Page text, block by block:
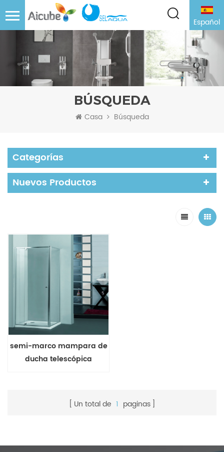
Español
BÚSQUEDA
Casa Búsqueda
Categorías
Nuevos Productos
semi-marco mampara de
ducha telescópica
Un total de 1 paginas